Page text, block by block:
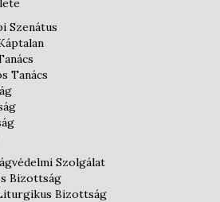
Szenátus
Tanács
Szolgálat
Bizottság
Bizottság